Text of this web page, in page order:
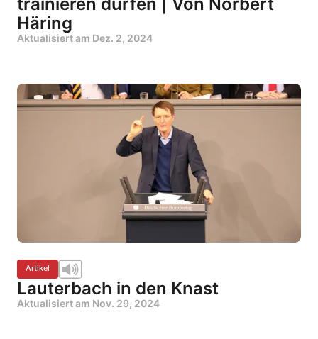
Häring
Aktualisiert am Dez. 2, 2024
Artikel
Lauterbach in den Knast
Aktualisiert am Nov. 29, 2024